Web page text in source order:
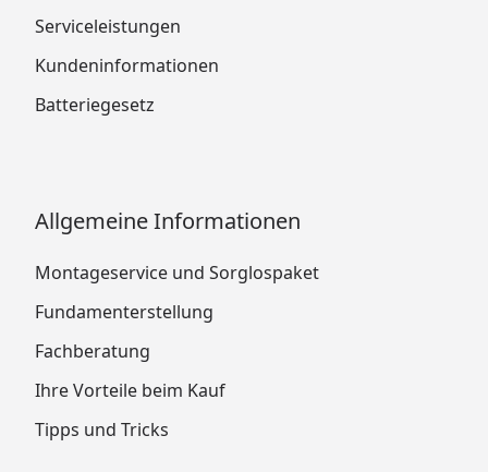
Serviceleistungen
Kundeninformationen
Batteriegesetz
Allgemeine Informationen
Montageservice und Sorglospaket
Fundamenterstellung
Fachberatung
Ihre Vorteile beim Kauf
Tipps und Tricks